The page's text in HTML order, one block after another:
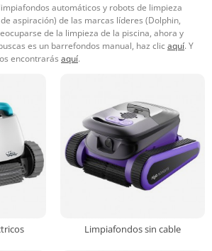
automáticos y robots de limpieza
aspiración) de las marcas líderes (Dolphin,
de la limpieza de la piscina, ahora y
es un barrefondos manual, haz clicaquí. Y
encontrarás aquí.
Limpiafondos sin cable